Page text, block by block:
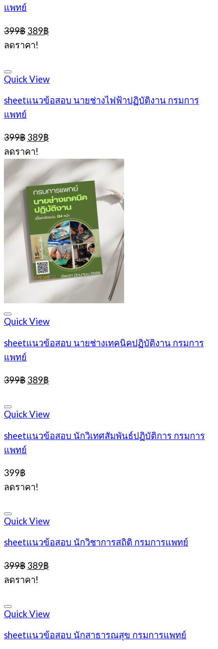
แพทย์
399฿ Original
price
was:
389฿Current
ลดราคา!
Quick View
sheetแนวข้อสอบ นายช่างไฟฟ้าปฏิบัติงาน กรมการ
แพทย์
399฿ Original
price
was:
399฿.
389฿Current
is:
389฿.
ลดราคา!
Quick View
sheetแนวข้อสอบ นายช่างเทคนิคปฏิบัติงาน กรมการ
แพทย์
399฿ Original
399฿.
389฿Current
389฿.
Quick View
sheetแนวข้อสอบ นักวิเทศสัมพันธ์ปฏิบัติการ กรมการ
แพทย์
399฿
ลดราคา!
Quick View
sheetแนวข้อสอบ นักวิชาการสถิติ กรมการแพทย์
399฿ Original
price
was:
389฿Current
ลดราคา!
Quick View
sheetแนวข้อสอบ นักสาธารณสุข กรมการแพทย์